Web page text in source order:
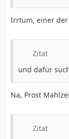
Irrtum, einer der
Zitat
und dafür
Na, Prost
Zitat